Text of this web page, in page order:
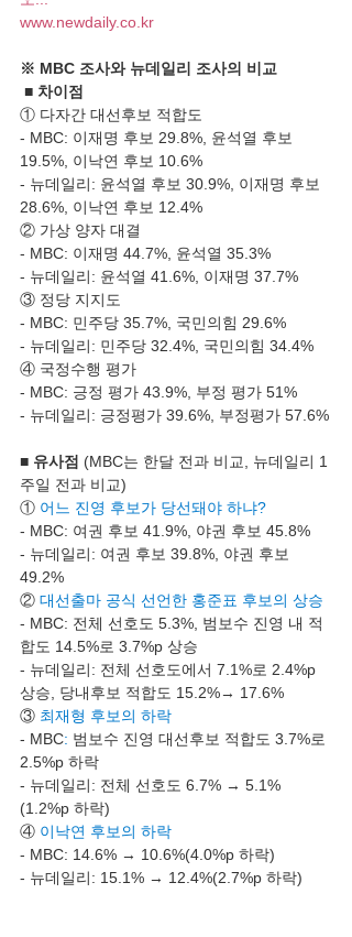
www.newdaily.co.kr
※ MBC 조사와 뉴데일리 조사의 비교
■ 차이점
① 다자간 대선후보 적합도
- MBC: 이재명 후보 29.8%, 윤석열 후보
19.5%, 이낙연 후보 10.6%
- 뉴데일리: 윤석열 후보 30.9%, 이재명 후보
28.6%, 이낙연 후보 12.4%
② 가상 양자 대결
- MBC: 이재명 44.7%, 윤석열 35.3%
- 뉴데일리: 윤석열 41.6%, 이재명 37.7%
③ 정당 지지도
- MBC: 민주당 35.7%, 국민의힘 29.6%
- 뉴데일리: 민주당 32.4%, 국민의힘 34.4%
④ 국정수행 평가
- MBC: 긍정 평가 43.9%, 부정 평가 51%
- 뉴데일리: 긍정평가 39.6%, 부정평가 57.6%
■ 유사점 (MBC는 한달 전과 비교, 뉴데일리 1
주일 전과 비교)
① 어느 진영 후보가 당선돼야 하냐?
- MBC: 여권 후보 41.9%, 야권 후보 45.8%
- 뉴데일리: 여권 후보 39.8%, 야권 후보
49.2%
② 대선출마 공식 선언한 홍준표 후보의 상승
- MBC: 전체 선호도 5.3%, 범보수 진영 내 적
합도 14.5%로 3.7%p 상승
- 뉴데일리: 전체 선호도에서 7.1%로 2.4%p
상승, 당내후보 적합도 15.2%→ 17.6%
③ 최재형 후보의 하락
- MBC: 범보수 진영 대선후보 적합도 3.7%로
2.5%p 하락
- 뉴데일리: 전체 선호도 6.7% → 5.1%
(1.2%p 하락)
④ 이낙연 후보의 하락
- MBC: 14.6% → 10.6%​​(4.0%p 하락)
- 뉴데일리: 15.1% → 12.4%​​(2.7%p 하락)